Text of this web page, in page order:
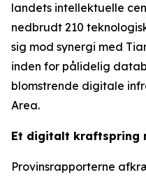
landets intellektuelle
nedbrudt 210
sig mod synergi med
inden for pålidelig
blomstrende digitale
Area.
Et digitalt kraftspring
Provinsrapporterne